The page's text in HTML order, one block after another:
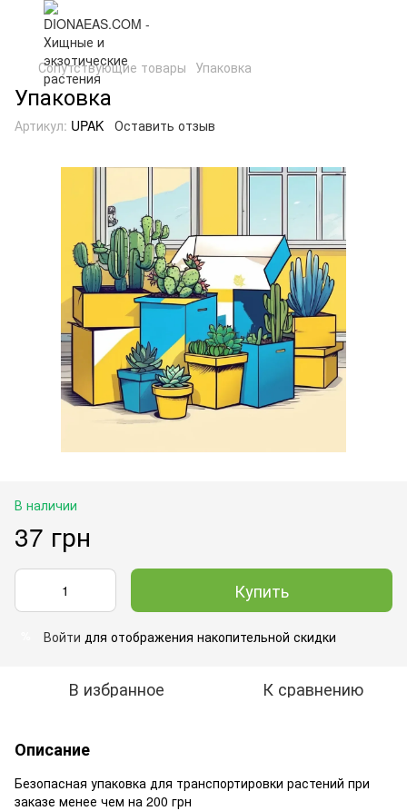
Сопутствующие товары Упаковка
Упаковка
Артикул: UPAK Оставить отзыв
В наличии
37 грн
Купить
Войти для отображения накопительной скидки
В избранное К сравнению
Описание
Безопасная упаковка для транспортировки растений при
заказе менее чем на 200 грн